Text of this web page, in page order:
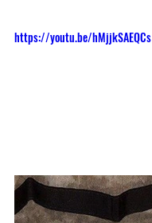
https://youtu.be/hMjjkSAEQCs